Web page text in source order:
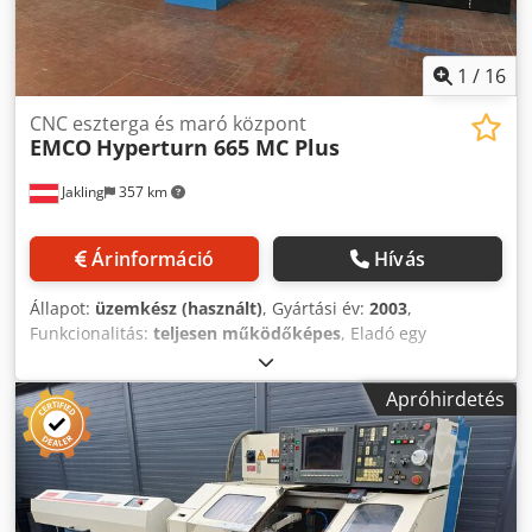
1 / 16
Jakling 357 km
CNC eszterga és maró központ
EMCO Hyperturn 665 MC Plus
Árinformáció Hívás
Állapot: üzemkész (használt), Gyártási év: 2003,
Funkcionalitás: teljesen működőképes, Eladó egy
gondosan karbantartott EMCO Hyperturn 665 MC Plus,
IEMCA Master 880MP-E rúdadagolóval, forgácsszállítóval és
nagynyomású hűtőfolyadék-szivattyúkkal! A gép kizárólag
réz alkatrészek megmunkálására volt használva! CNC
eszterga- és megmunkálóközpont | EMCO - HYPERTURN
665 MC Plus fő- és ellenorsóval, C- és Y-tengellyel, 2×12
állásos hajtott szerszámtartós revolverfejjel! Műszaki
Apróhirdetés